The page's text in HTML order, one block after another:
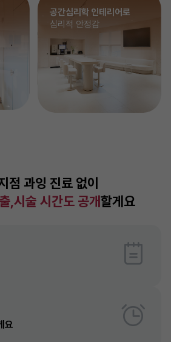
공간심리학 인테리어로
심리적 안정감
점 과잉 진료 없이
,시술 시간도 공개할게요
요